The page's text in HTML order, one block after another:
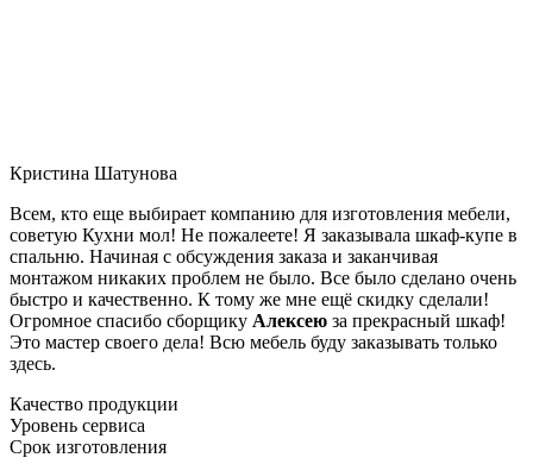
Кристина Шатунова
Всем, кто еще выбирает компанию для изготовления мебели,
советую Кухни мол! Не пожалеете! Я заказывала шкаф-купе в
спальню. Начиная с обсуждения заказа и заканчивая
монтажом никаких проблем не было. Все было сделано очень
быстро и качественно. К тому же мне ещё скидку сделали!
Огромное спасибо сборщику Алексею за прекрасный шкаф!
Это мастер своего дела! Всю мебель буду заказывать только
здесь.
Качество продукции
Уровень сервиса
Срок изготовления